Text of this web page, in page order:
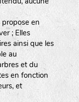
en
; Elles
ainsi que les
au
et du
en fonction
et